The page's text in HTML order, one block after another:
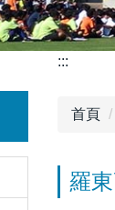
:::
首頁
羅